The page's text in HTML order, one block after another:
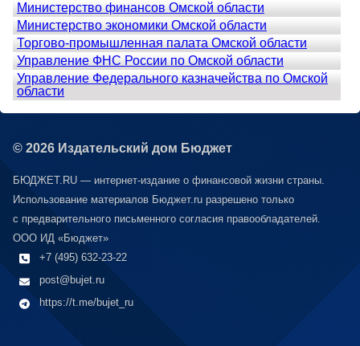
Министерство финансов Омской области
Министерство экономики Омской области
Торгово-промышленная палата Омской области
Управление ФНС России по Омской области
Управление Федерального казначейства по Омской
области
© 2026 Издательский дом Бюджет
БЮДЖЕТ.RU — интернет-издание о финансовой жизни страны.
Использование материалов Бюджет.ru разрешено только
с предварительного письменного согласия правообладателей.
ООО ИД «Бюджет»
+7 (495) 632-23-22
post@bujet.ru
https://t.me/bujet_ru